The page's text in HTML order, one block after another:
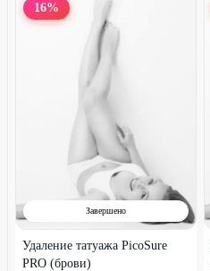
Завершено
16%
Удаление татуажа PicoSure
PRO (брови)